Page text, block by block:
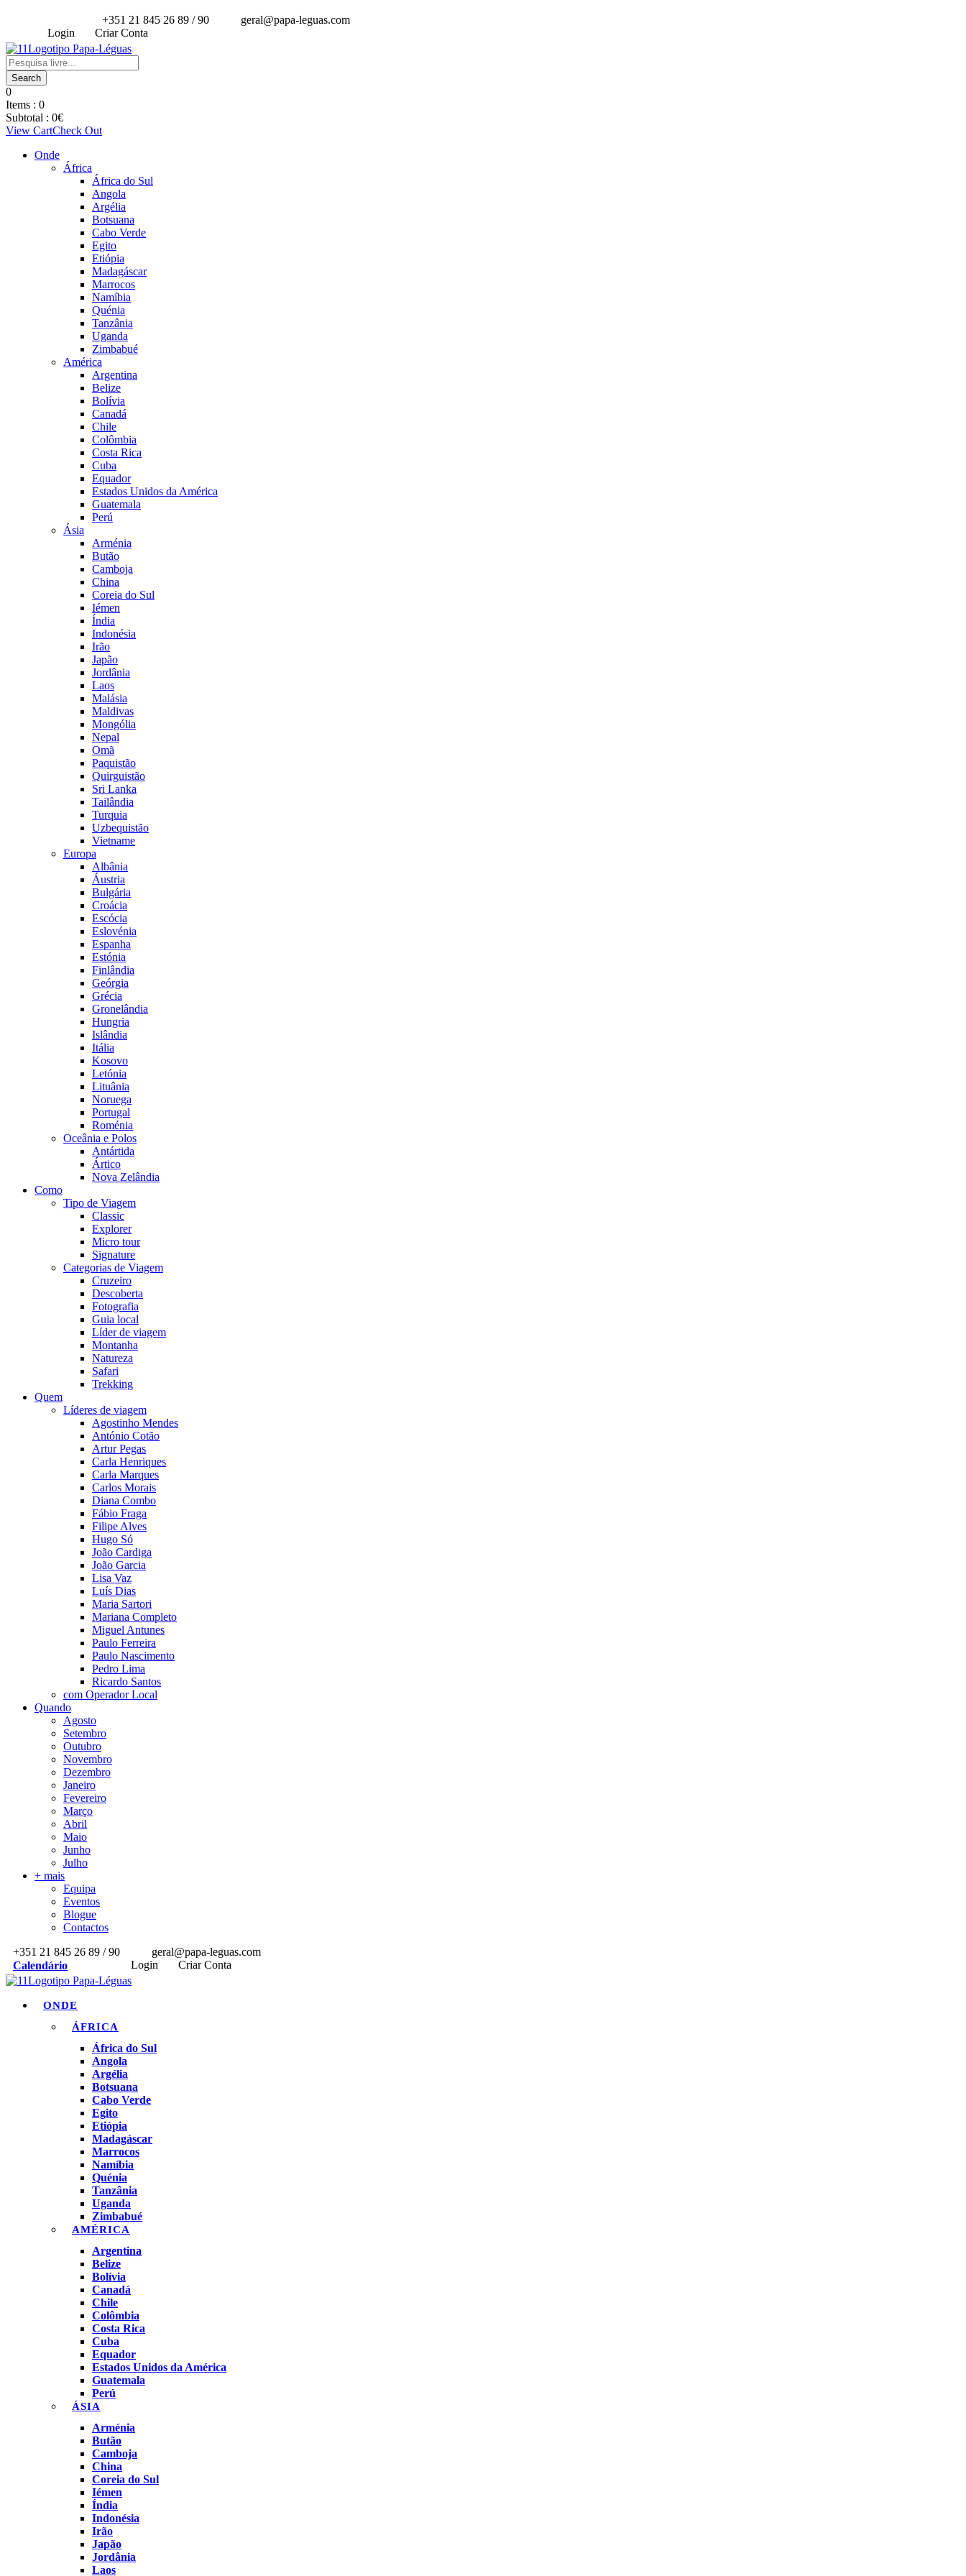
+351 21 845 26 89 / 90
geral@papa-leguas.com
Login
Criar Conta
0
Items : 0
Subtotal : 0€
View CartCheck Out
Onde
África
África do Sul
Angola
Argélia
Botsuana
Cabo Verde
Egito
Etiópia
Madagáscar
Marrocos
Namíbia
Quénia
Tanzânia
Uganda
Zimbabué
América
Argentina
Belize
Bolívia
Canadá
Chile
Colômbia
Costa Rica
Cuba
Equador
Estados Unidos da América
Guatemala
Perú
Ásia
Arménia
Butão
Camboja
China
Coreia do Sul
Iémen
Índia
Indonésia
Irão
Japão
Jordânia
Laos
Malásia
Maldivas
Mongólia
Nepal
Omã
Paquistão
Quirguistão
Sri Lanka
Tailândia
Turquia
Uzbequistão
Vietname
Europa
Albânia
Áustria
Bulgária
Croácia
Escócia
Eslovénia
Espanha
Estónia
Finlândia
Geórgia
Grécia
Gronelândia
Hungria
Islândia
Itália
Kosovo
Letónia
Lituânia
Noruega
Portugal
Roménia
Oceânia e Polos
Antártida
Ártico
Nova Zelândia
Como
Tipo de Viagem
Classic
Explorer
Micro tour
Signature
Categorias de Viagem
Cruzeiro
Descoberta
Fotografia
Guia local
Líder de viagem
Montanha
Natureza
Safari
Trekking
Quem
Líderes de viagem
Agostinho Mendes
António Cotão
Artur Pegas
Carla Henriques
Carla Marques
Carlos Morais
Diana Combo
Fábio Fraga
Filipe Alves
Hugo Só
João Cardiga
João Garcia
Lisa Vaz
Luís Dias
Maria Sartori
Mariana Completo
Miguel Antunes
Paulo Ferreira
Paulo Nascimento
Pedro Lima
Ricardo Santos
com Operador Local
Quando
Agosto
Setembro
Outubro
Novembro
Dezembro
Janeiro
Fevereiro
Março
Abril
Maio
Junho
Julho
+ mais
Equipa
Eventos
Blogue
Contactos
+351 21 845 26 89 / 90
geral@papa-leguas.com
Calendário
Login Criar Conta
ONDE
ÁFRICA
África do Sul
Angola
Argélia
Botsuana
Cabo Verde
Egito
Etiópia
Madagáscar
Marrocos
Namíbia
Quénia
Tanzânia
Uganda
Zimbabué
AMÉRICA
Argentina
Belize
Bolívia
Canadá
Chile
Colômbia
Costa Rica
Cuba
Equador
Estados Unidos da América
Guatemala
Perú
ÁSIA
Arménia
Butão
Camboja
China
Coreia do Sul
Iémen
Índia
Indonésia
Irão
Japão
Jordânia
Laos